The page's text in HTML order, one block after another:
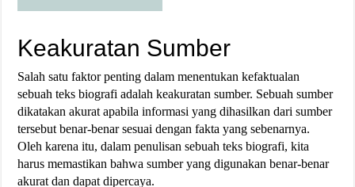
Keakuratan Sumber
Salah satu faktor penting dalam menentukan kefaktualan
sebuah teks biografi adalah keakuratan sumber. Sebuah sumber
dikatakan akurat apabila informasi yang dihasilkan dari sumber
tersebut benar-benar sesuai dengan fakta yang sebenarnya.
Oleh karena itu, dalam penulisan sebuah teks biografi, kita
harus memastikan bahwa sumber yang digunakan benar-benar
akurat dan dapat dipercaya.